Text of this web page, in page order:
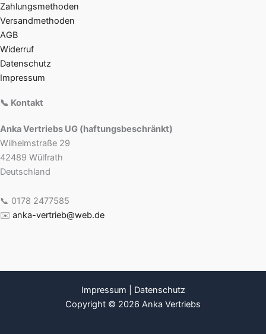
Zahlungsmethoden
Versandmethoden
AGB
Widerruf
Datenschutz
Impressum
📞 Kontakt
Anka Vertriebs UG (haftungsbeschränkt)
Wilhelmstraße 29
42489 Wülfrath
Deutschland
📞 0178 2477585
✉️ anka-vertrieb@web.de
Impressum
Datenschutz
Copyright © 2026 Anka Vertriebs